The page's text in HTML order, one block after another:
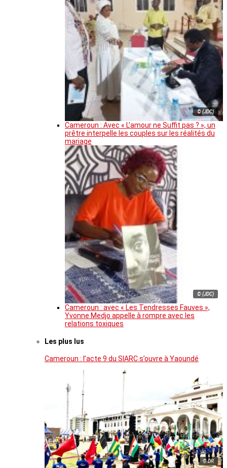
© (JDC)
Cameroun : Avec « L’amour ne Suffit pas ? », un
prêtre interpelle les couples sur les réalités du
mariage
© (JDC)
Cameroun : avec « Les Tendresses Fauves »,
Yvonne Medjo appelle à rompre avec les
relations toxiques
Les plus lus
Cameroun : l’acte 9 du SIARC s’ouvre à Yaoundé
© DR